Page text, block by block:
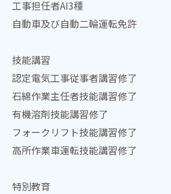
工事担任者AI3種
自動車及び自動二輪運転免許
技能講習
認定電気工事従事者講習修了
石綿作業主任者技能講習修了
有機溶剤技能講習修了
フォークリフト技能講習修了
高所作業車運転技能講習修了
特別教育